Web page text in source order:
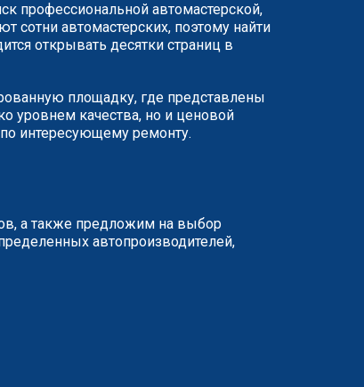
профессиональной автомастерской,
сотни автомастерских, поэтому найти
открывать десятки страниц в
площадку, где представлены
уровнем качества, но и ценовой
интересующему ремонту.
а также предложим на выбор
автопроизводителей,